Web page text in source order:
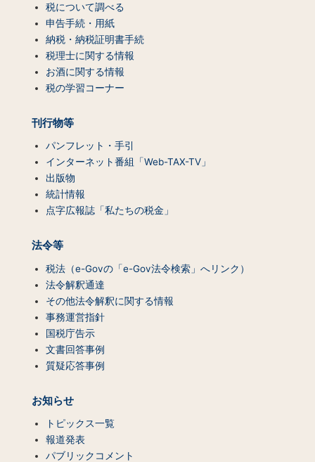
税について調べる
申告手続・用紙
納税・納税証明書手続
税理士に関する情報
お酒に関する情報
税の学習コーナー
刊行物等
パンフレット・手引
インターネット番組「Web-TAX-TV」
出版物
統計情報
点字広報誌「私たちの税金」
法令等
税法（e-Govの「e-Gov法令検索」へリンク）
法令解釈通達
その他法令解釈に関する情報
事務運営指針
国税庁告示
文書回答事例
質疑応答事例
お知らせ
トピックス一覧
報道発表
パブリックコメント